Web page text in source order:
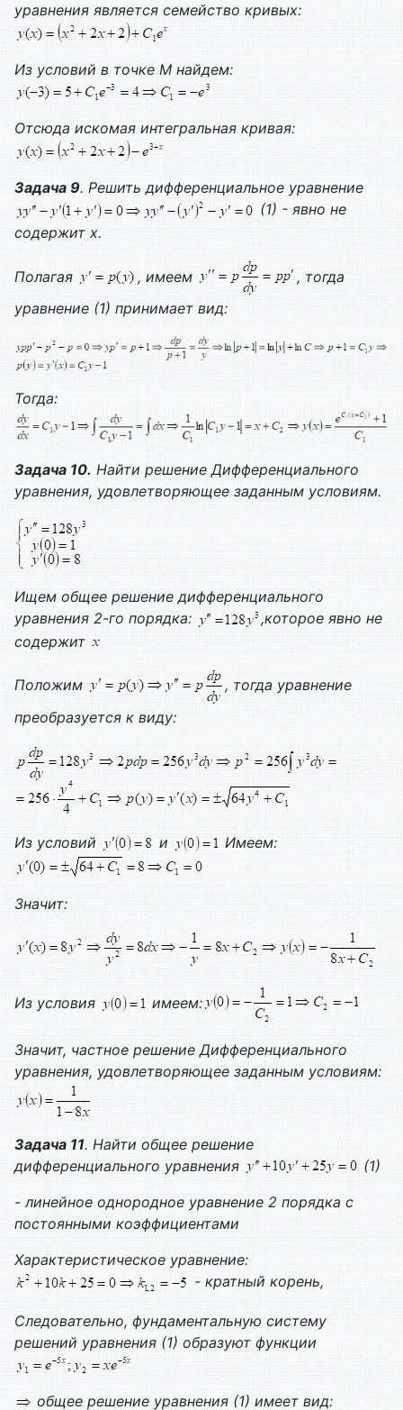
уравнения является семейство кривых:
Из условий в точке М найдем:
Отсюда искомая интегральная кривая:
Задача 9. Решить дифференциальное уравнение
(1) - явно не
содержит х.
Полагая , имеем
, тогда
уравнение (1) принимает вид:
Тогда:
Задача 10. Найти решениеДифференциального
уравнения, удовлетворяющее заданным условиям.
Ищем общее решение дифференциального
уравнения 2-го порядка:
,которое явно не
содержит
Положим
, тогда уравнение
преобразуется к виду:
Из условий и Имеем:
Значит:
Из условия имеем:
Значит, частное решениеДифференциального
уравнения, удовлетворяющее заданным условиям:
Задача 11. Найти общее решение
дифференциального уравнения
(1)
- линейное однородное уравнение 2 порядка с
постоянными коэффициентами
Характеристическое уравнение:
- кратный корень,
Следовательно, фундаментальную систему
решений уравнения (1) образуют функции
общее решение уравнения (1) имеет вид: